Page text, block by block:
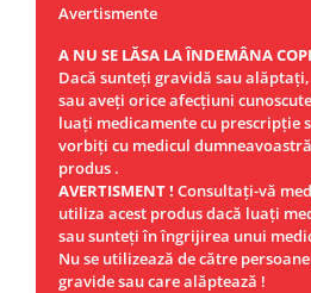
Avertismente
A NU SE LĂSA LA ÎNDEMÂNA
Dacă sunteţi gravidă sau
sau aveţi orice afecţiuni
luaţi medicamente cu prescripţie
vorbiţi cu medicul
produs .
AVERTISMENT ! Consultaţi-vă
utiliza acest produs dacă luaţi
sau sunteţi în îngrijirea unui
Nu se utilizează de către
gravide sau care alăptează !